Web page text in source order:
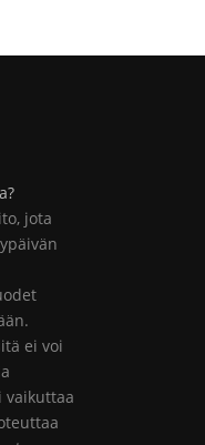
jota
ei voi
vaikuttaa